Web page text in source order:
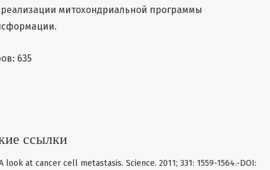
митохондриальной программы
635
ссылки
look at cancer cell metastasis. Science. 2011; 331: 1559-1564.-DOI: